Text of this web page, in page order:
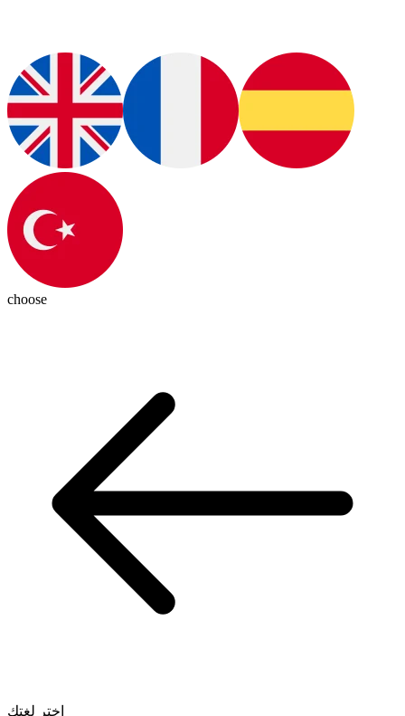
choose
اختر لغتك